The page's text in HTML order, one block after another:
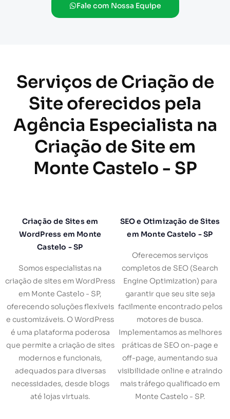
Fale com Nossa Equipe
Serviços de Criação de
Site oferecidos pela
Agência Especialista na
Criação de Site em
Monte Castelo - SP
Criação de Sites em
WordPress em Monte
Castelo - SP
Somos especialistas na
criação de sites em WordPress
em Monte Castelo - SP,
oferecendo soluções flexíveis
e customizáveis. O WordPress
é uma plataforma poderosa
que permite a criação de sites
modernos e funcionais,
adequados para diversas
necessidades, desde blogs
até lojas virtuais.
SEO e Otimização de Sites
em Monte Castelo - SP
Oferecemos serviços
completos de SEO (Search
Engine Optimization) para
garantir que seu site seja
facilmente encontrado pelos
motores de busca.
Implementamos as melhores
práticas de SEO on-page e
off-page, aumentando sua
visibilidade online e atraindo
mais tráfego qualificado em
Monte Castelo - SP.